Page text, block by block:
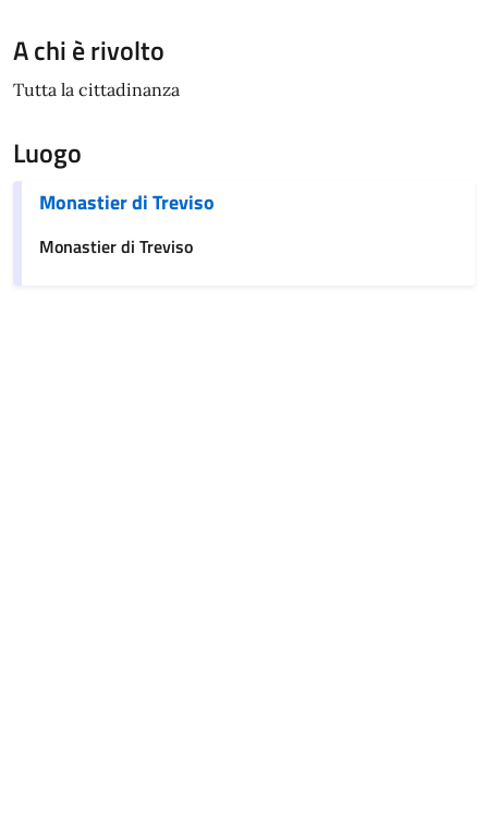
A chi è rivolto
Tutta la cittadinanza
Luogo
Monastier di Treviso
Monastier di Treviso